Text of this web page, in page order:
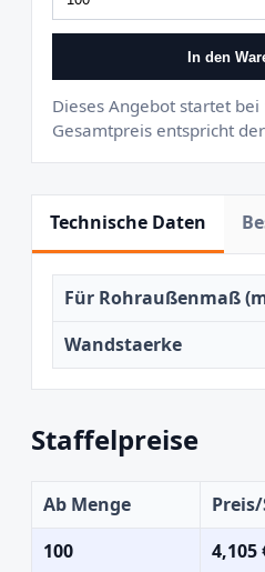
In den
Dieses Angebot startet bei
Gesamtpreis entspricht
Technische Daten
Für Rohraußenmaß
Wandstaerke
Staffelpreise
Ab Menge
100
4,105